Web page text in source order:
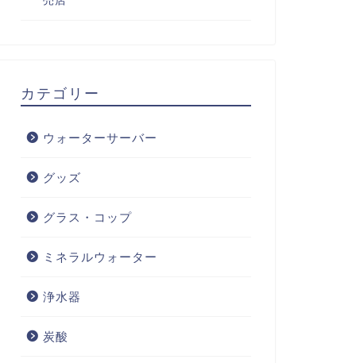
カテゴリー
ウォーターサーバー
グッズ
グラス・コップ
ミネラルウォーター
浄水器
炭酸